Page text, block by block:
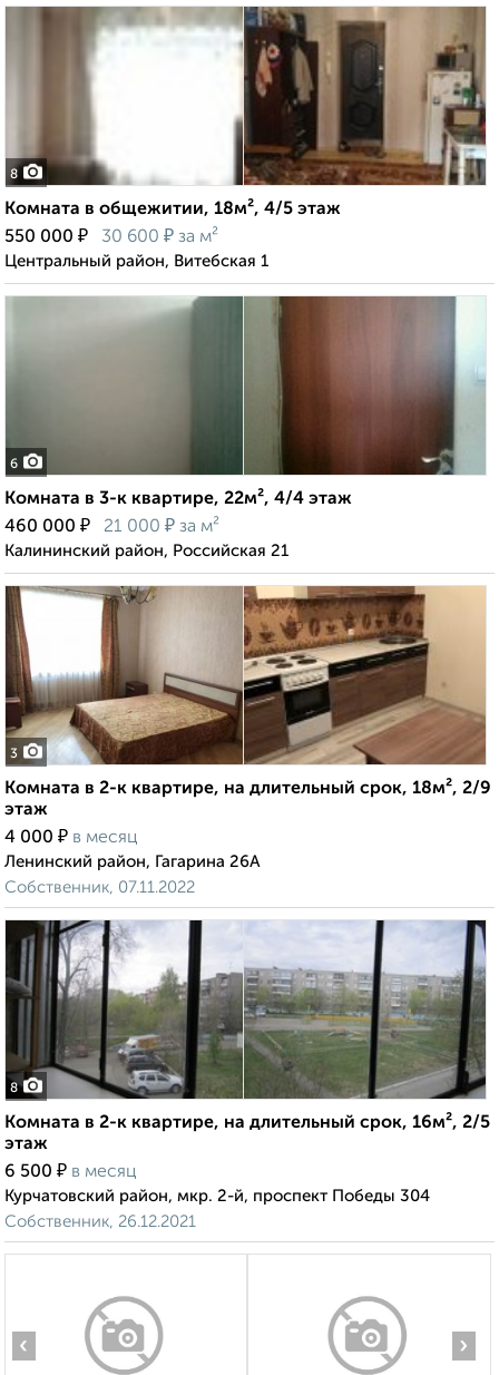
8
Комната в общежитии, 18м², 4/5 этаж
550 000 ₽ 30 600 ₽ за м²
Центральный район, Витебская 1
6
Комната в 3-к квартире, 22м², 4/4 этаж
460 000 ₽ 21 000 ₽ за м²
Калининский район, Российская 21
3
Комната в 2-к квартире, на длительный срок, 18м², 2/9
этаж
4 000 ₽ в месяц
Ленинский район, Гагарина 26А
Собственник, 07.11.2022
8
Комната в 2-к квартире, на длительный срок, 16м², 2/5
этаж
6 500 ₽ в месяц
Курчатовский район, мкр. 2-й, проспект Победы 304
Собственник, 26.12.2021
‹ ›